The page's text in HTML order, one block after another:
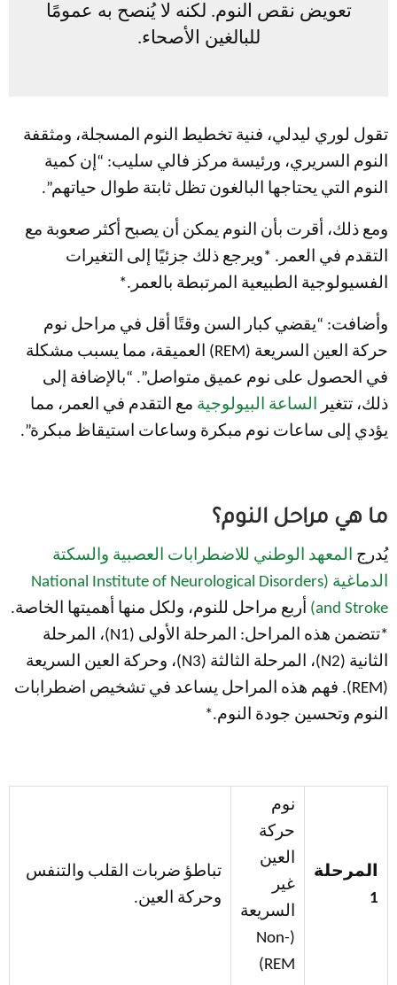
تعويض نقص النوم. لكنه لا يُنصح به عمومًا
للبالغين الأصحاء.
تقول لوري ليدلي، فنية تخطيط النوم المسجلة، ومثقفة
النوم السريري، ورئيسة مركز فالي سليب: “إن كمية
النوم التي يحتاجها البالغون تظل ثابتة طوال حياتهم”.
ومع ذلك، أقرت بأن النوم يمكن أن يصبح أكثر صعوبة مع
التقدم في العمر. *ويرجع ذلك جزئيًا إلى التغيرات
الفسيولوجية الطبيعية المرتبطة بالعمر.*
وأضافت: “يقضي كبار السن وقتًا أقل في مراحل نوم
حركة العين السريعة (REM) العميقة، مما يسبب مشكلة
في الحصول على نوم عميق متواصل”. “بالإضافة إلى
ذلك، تتغير
الساعة البيولوجية مع التقدم في العمر، مما
يؤدي إلى ساعات نوم مبكرة وساعات استيقاظ مبكرة”.
ما هي مراحل النوم؟
يُدرج
المعهد الوطني للاضطرابات العصبية والسكتة
الدماغية (National Institute of Neurological Disorders
and Stroke)
أربع مراحل للنوم، ولكل منها أهميتها الخاصة.
*تتضمن هذه المراحل: المرحلة الأولى (N1)، المرحلة
الثانية (N2)، المرحلة الثالثة (N3)، وحركة العين السريعة
(REM). فهم هذه المراحل يساعد في تشخيص اضطرابات
النوم وتحسين جودة النوم.*
المرحلة
1
نوم
حركة
العين
غير
السريعة
(Non-
REM)
تباطؤ ضربات القلب والتنفس
وحركة العين.